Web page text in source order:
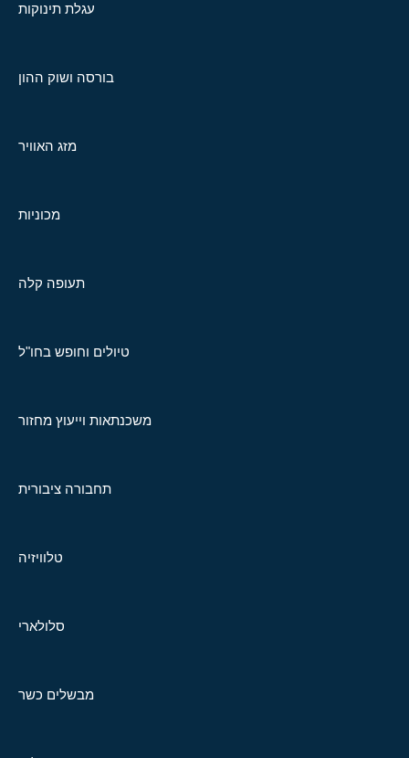
עגלת תינוקות
בורסה ושוק ההון
מזג האוויר
מכוניות
תעופה קלה
טיולים וחופש בחו"ל
משכנתאות וייעוץ מחזור
תחבורה ציבורית
טלוויזיה
סלולארי
מבשלים כשר